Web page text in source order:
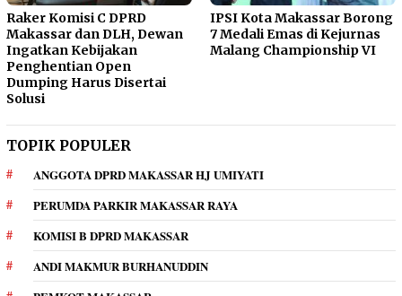
Raker Komisi C DPRD
Makassar dan DLH, Dewan
Ingatkan Kebijakan
Penghentian Open
Dumping Harus Disertai
Solusi
IPSI Kota Makassar Borong
7 Medali Emas di Kejurnas
Malang Championship VI
TOPIK POPULER
ANGGOTA DPRD MAKASSAR HJ UMIYATI
PERUMDA PARKIR MAKASSAR RAYA
KOMISI B DPRD MAKASSAR
ANDI MAKMUR BURHANUDDIN